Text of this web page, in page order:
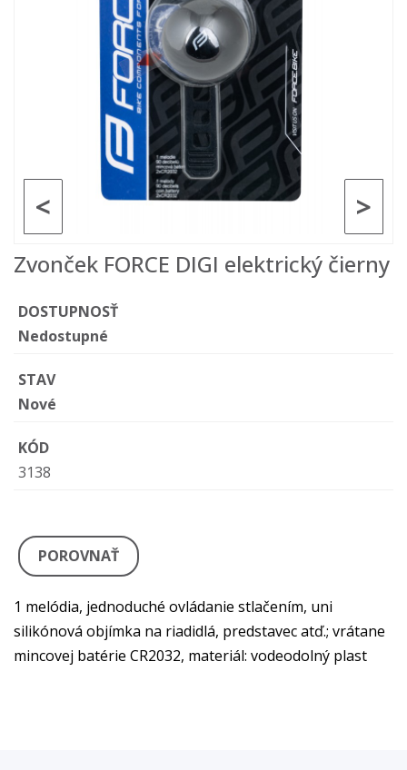
>
<
Zvonček FORCE DIGI elektrický čierny
DOSTUPNOSŤ
Nedostupné
STAV
Nové
KÓD
3138
POROVNAŤ
1 melódia, jednoduché ovládanie stlačením, uni
silikónová objímka na riadidlá, predstavec atď.; vrátane
mincovej batérie CR2032, materiál: vodeodolný plast